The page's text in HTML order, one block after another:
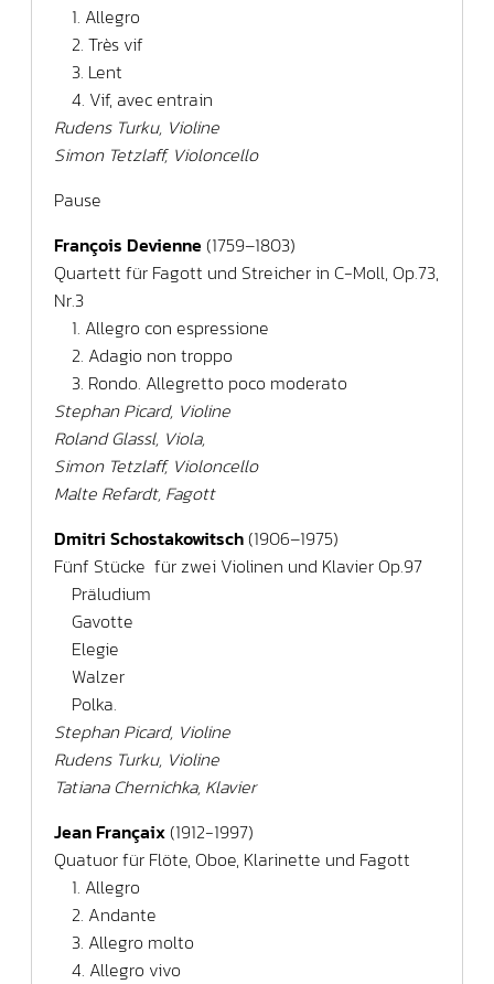
1. Allegro
2. Très vif
3. Lent
4. Vif, avec entrain
Rudens Turku, Violine
Simon Tetzlaff, Violoncello
Pause
François Devienne (1759–1803)
Quartett für Fagott und Streicher in C-Moll, Op.73,
Nr.3
1. Allegro con espressione
2. Adagio non troppo
3. Rondo. Allegretto poco moderato
Stephan Picard, Violine
Roland Glassl, Viola,
Simon Tetzlaff, Violoncello
Malte Refardt, Fagott
Dmitri Schostakowitsch(1906–1975)
Fünf Stücke für zwei Violinen und Klavier Op.97
Präludium
Gavotte
Elegie
Walzer
Polka.
Stephan Picard, Violine
Rudens Turku, Violine
Tatiana Chernichka, Klavier
Jean Françaix(1912-1997)
Quatuor für Flöte, Oboe, Klarinette und Fagott
1. Allegro
2. Andante
3. Allegro molto
4. Allegro vivo